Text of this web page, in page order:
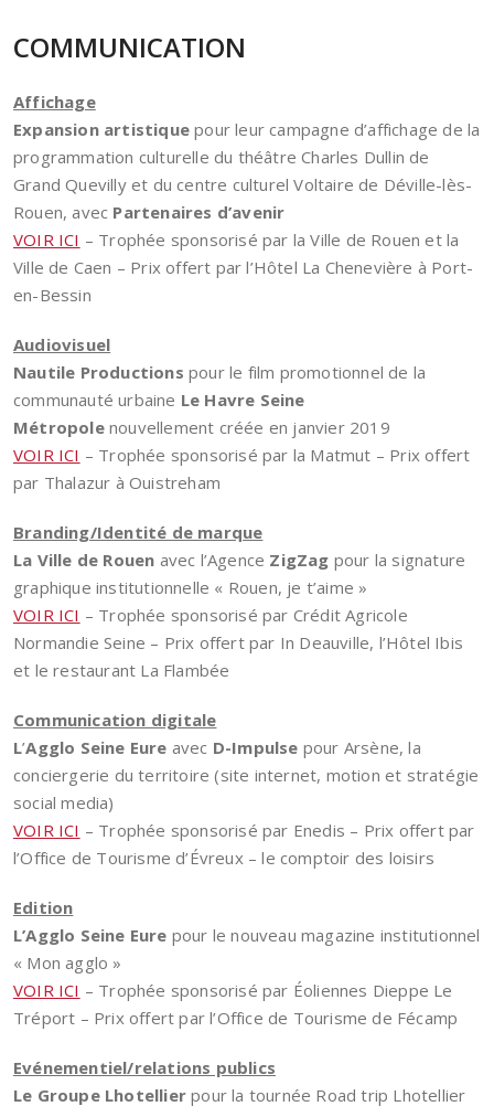
COMMUNICATION
Affichage
Expansion artistique pour leur campagne d’affichage de la
programmation culturelle du théâtre Charles Dullin de
Grand Quevilly et du centre culturel Voltaire de Déville-lès-
Rouen, avec Partenaires d’avenir
VOIR ICI – Trophée sponsorisé par la Ville de Rouen et la
Ville de Caen – Prix offert par l’Hôtel La Chenevière à Port-
en-Bessin
Audiovisuel
Nautile Productions pour le film promotionnel de la
communauté urbaine Le Havre Seine
Métropolenouvellement créée en janvier 2019
VOIR ICI – Trophée sponsorisé par la Matmut – Prix offert
par Thalazur à Ouistreham
Branding/Identité de marque
La Ville de Rouen avec l’Agence ZigZag pour la signature
graphique institutionnelle « Rouen, je t’aime »
VOIR ICI – Trophée sponsorisé par Crédit Agricole
Normandie Seine – Prix offert par In Deauville, l’Hôtel Ibis
et le restaurant La Flambée
Communication digitale
L’Agglo Seine Eure avec D-Impulse pour Arsène, la
conciergerie du territoire (site internet, motion et stratégie
social media)
VOIR ICI – Trophée sponsorisé par Enedis – Prix offert par
l’Office de Tourisme d’Évreux – le comptoir des loisirs
Edition
L’Agglo Seine Eure pour le nouveau magazine institutionnel
« Mon agglo »
VOIR ICI – Trophée sponsorisé par Éoliennes Dieppe Le
Tréport – Prix offert par l’Office de Tourisme de Fécamp
Evénementiel/relations publics
Le Groupe Lhotellier pour la tournée Road trip Lhotellier